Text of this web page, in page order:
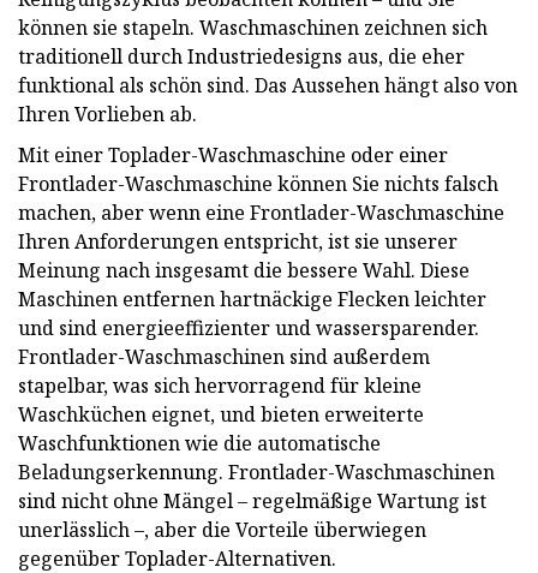
können sie stapeln. Waschmaschinen zeichnen sich
traditionell durch Industriedesigns aus, die eher
funktional als schön sind. Das Aussehen hängt also von
Ihren Vorlieben ab.
Mit einer Toplader-Waschmaschine oder einer
Frontlader-Waschmaschine können Sie nichts falsch
machen, aber wenn eine Frontlader-Waschmaschine
Ihren Anforderungen entspricht, ist sie unserer
Meinung nach insgesamt die bessere Wahl. Diese
Maschinen entfernen hartnäckige Flecken leichter
und sind energieeffizienter und wassersparender.
Frontlader-Waschmaschinen sind außerdem
stapelbar, was sich hervorragend für kleine
Waschküchen eignet, und bieten erweiterte
Waschfunktionen wie die automatische
Beladungserkennung. Frontlader-Waschmaschinen
sind nicht ohne Mängel – regelmäßige Wartung ist
unerlässlich –, aber die Vorteile überwiegen
gegenüber Toplader-Alternativen.